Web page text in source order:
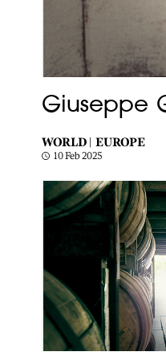
Giuseppe
WORLD | EUROPE
10 Feb 2025